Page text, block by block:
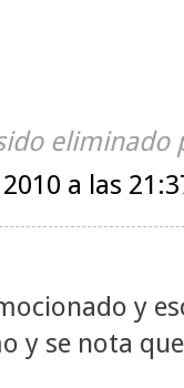
eliminado
a las
y
y se nota